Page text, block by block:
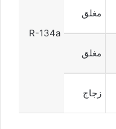
R-134a
مغلق
مغلق
زجاج